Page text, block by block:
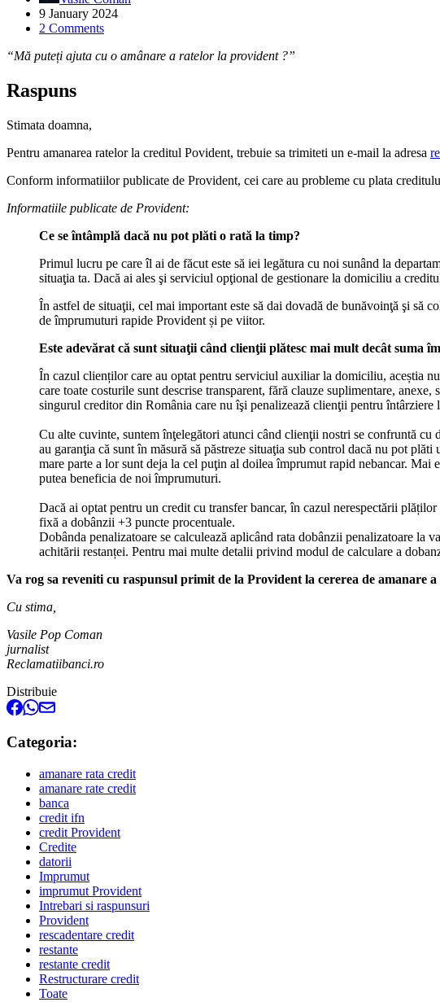
9 January 2024
2 Comments
“Mă puteți ajuta cu o amânare a ratelor la provident ?”
Raspuns
Stimata doamna,
Pentru amanarea ratelor la creditul Povident, trebuie sa trimiteti un e-mail la adresa
Conform informatiilor publicate de Provident, cei care au probleme cu plata
Informatiile publicate de Provident:
Ce se întâmplă dacă nu pot plăti o rată la timp?
Primul lucru pe care îl ai de făcut este să iei legătura cu noi sunând la
situaţia ta. Dacă ai ales şi serviciul opţional de gestionare la domiciliu a
În astfel de situaţii, cel mai important este să dai dovadă de bunăvoinţă şi să
de împrumuturi rapide Provident și pe viitor.
Este adevărat că sunt situaţii când clienţii plătesc mai mult decât
În cazul clienților care au optat pentru serviciul auxiliar la domiciliu, aceștia
care toate costurile sunt descrise transparent, fără clauze suplimentare,
singurul creditor din România care nu îşi penalizează clienţii pentru întârziere
Cu alte cuvinte, suntem înţelegători atunci când clienţii nostri se confruntă
au garanţia că sunt în măsură să păstreze situaţia sub control dacă nu pot
mare parte a lor sunt deja la cel puţin al doilea împrumut rapid nebancar.
putea beneficia de noi împrumuturi.
Dacă ai optat pentru un credit cu transfer bancar, în cazul nerespectării
fixă a dobânzii +3 puncte procentuale.
Dobânda penalizatoare se calculează aplicând rata dobânzii penalizatoare la
achitării restanței. Pentru mai multe detalii privind modul de calculare a
Va rog sa reveniti cu raspunsul primit de la Provident la cererea de amanare
Cu stima,
Vasile Pop Coman
jurnalist
Reclamatiibanci.ro
Distribuie
Categoria:
amanare rata credit
amanare rate credit
banca
credit ifn
credit Provident
Credite
datorii
Imprumut
imprumut Provident
Intrebari si raspunsuri
Provident
rescadentare credit
restante
restante credit
Restructurare credit
Toate